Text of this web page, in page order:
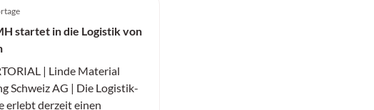
startet in die Logistik von
| Linde Material
Schweiz AG | Die Logistik-
erlebt derzeit einen